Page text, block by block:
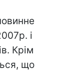
і
Крім
що